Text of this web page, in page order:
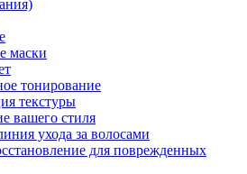
маски
тонирование
текстуры
вашего стиля
ухода за волосами
для поврежденных